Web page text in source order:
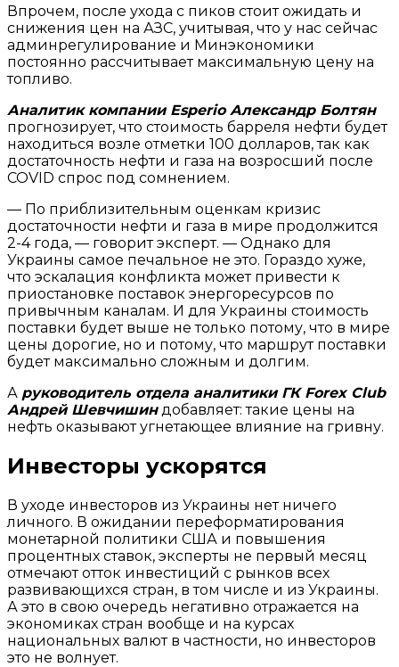
Впрочем, после ухода с пиков стоит ожидать и
снижения цен на АЗС, учитывая, что у нас сейчас
админрегулирование и Минэкономики
постоянно рассчитывает максимальную цену на
топливо.
Аналитик компании Esperio Александр Болтян
прогнозирует, что стоимость барреля нефти будет
находиться возле отметки 100 долларов, так как
достаточность нефти и газа на возросший после
COVID спрос под сомнением.
— По приблизительным оценкам кризис
достаточности нефти и газа в мире продолжится
2-4 года, — говорит эксперт. — Однако для
Украины самое печальное не это. Гораздо хуже,
что эскалация конфликта может привести к
приостановке поставок энергоресурсов по
привычным каналам. И для Украины стоимость
поставки будет выше не только потому, что в мире
цены дорогие, но и потому, что маршрут поставки
будет максимально сложным и долгим.
А руководитель отдела аналитики ГК Forex Club
Андрей Шевчишиндобавляет: такие цены на
нефть оказывают угнетающее влияние на гривну.
Инвесторы ускорятся
В уходе инвесторов из Украины нет ничего
личного. В ожидании переформатирования
монетарной политики США и повышения
процентных ставок, эксперты не первый месяц
отмечают отток инвестиций с рынков всех
развивающихся стран, в том числе и из Украины.
А это в свою очередь негативно отражается на
экономиках стран вообще и на курсах
национальных валют в частности, но инвесторов
это не волнует.